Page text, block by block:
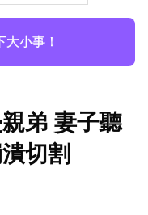
小事！
死刑」震撼社會
弟 妻子聽
切割